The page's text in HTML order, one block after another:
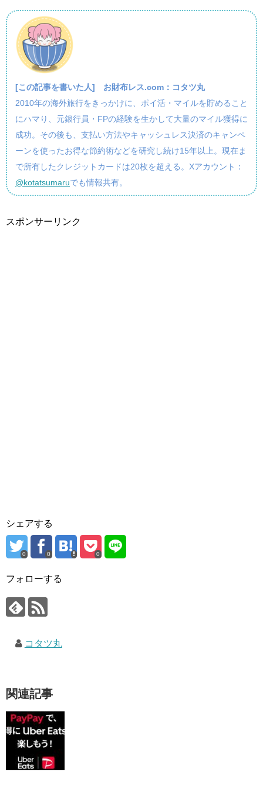
[この記事を書いた人] お財布レス.com：コタツ丸
2010年の海外旅行をきっかけに、ポイ活・マイルを貯めること
にハマり、元銀行員・FPの経験を生かして大量のマイル獲得に
成功。その後も、支払い方法やキャッシュレス決済のキャンペ
ーンを使ったお得な節約術などを研究し続け15年以上。現在ま
で所有したクレジットカードは20枚を超える。Xアカウント：
@kotatsumaruでも情報共有。
スポンサーリンク
シェアする
0 0 0
フォローする
コタツ丸
関連記事